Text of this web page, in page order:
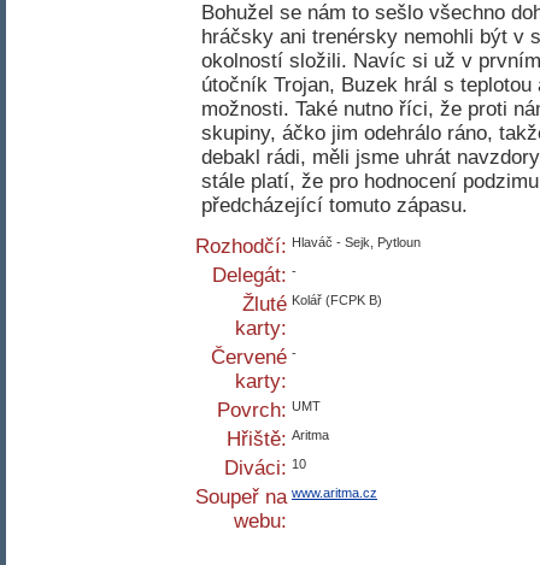
Bohužel se nám to sešlo všechno
hráčsky ani trenérsky nemohli být v
okolností složili. Navíc si už v
útočník Trojan, Buzek hrál s
možnosti. Také nutno říci, že proti
skupiny, áčko jim odehrálo ráno,
debakl rádi, měli jsme uhrát
stále platí, že pro hodnocení
předcházející tomuto zápasu.
Rozhodčí: Hlaváč - Sejk, Pytloun
Delegát: -
Žluté
karty:
Kolář (FCPK B)
Červené
karty:
-
Povrch: UMT
Hřiště: Aritma
Diváci: 10
Soupeř na
webu:
www.aritma.cz